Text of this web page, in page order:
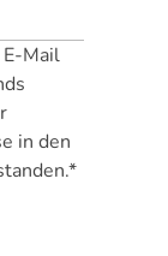
Mail
in den